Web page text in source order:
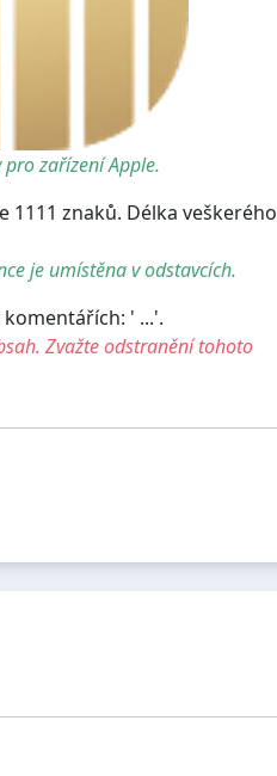
zařízení Apple.
1111 znaků. Délka veškerého
je umístěna v odstavcích.
' ...'.
Zvažte odstranění tohoto